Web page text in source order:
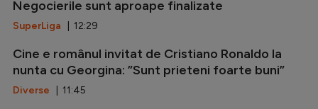
Negocierile sunt aproape finalizate
SuperLiga | 12:29
Cine e românul invitat de Cristiano Ronaldo la
nunta cu Georgina: ”Sunt prieteni foarte buni”
Diverse | 11:45